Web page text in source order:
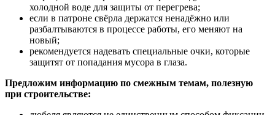
холодной воде для защиты от перегрева;
если в патроне свёрла держатся ненадёжно или
разбалтываются в процессе работы, его меняют на
новый;
рекомендуется надевать специальные очки, которые
защитят от попадания мусора в глаза.
Предложим информацию по смежным темам, полезную
при строительстве: